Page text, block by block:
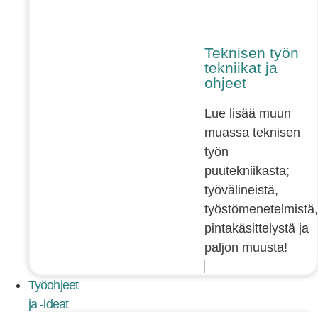
Teknisen työn
tekniikat ja
ohjeet
Lue lisää muun
muassa teknisen
työn
puutekniikasta;
työvälineistä,
työstömenetelmistä,
pintakäsittelystä ja
paljon muusta!
Työohjeet
ja -ideat